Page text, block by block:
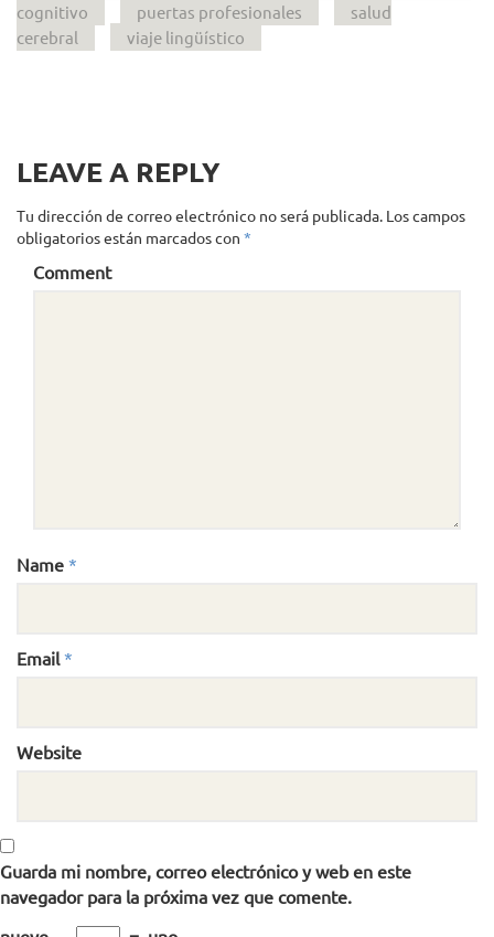
cognitivo
puertas profesionales
salud
cerebral
viaje lingüístico
LEAVE A REPLY
Tu dirección de correo electrónico no será publicada. Los campos
obligatorios están marcados con *
Comment
Name *
Email *
Website
Guarda mi nombre, correo electrónico y web en este
navegador para la próxima vez que comente.